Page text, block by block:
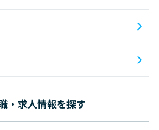
・求人情報を探す